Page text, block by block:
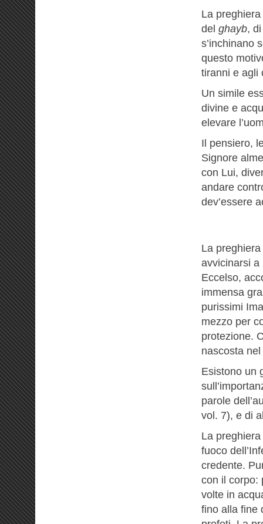
La
del ghayb,
s’inchinano
questo
tiranni e agli
Un simile
divine e
elevare
Il pensiero,
Signore
con Lui,
andare
dev’essere
La
avvicinarsi a
Eccelso,
immensa
purissimi
mezzo per
protezione.
nascosta
Esistono un
parole
vol. 7), e di
La
fuoco
credente.
con il corpo:
volte in
fino alla fine